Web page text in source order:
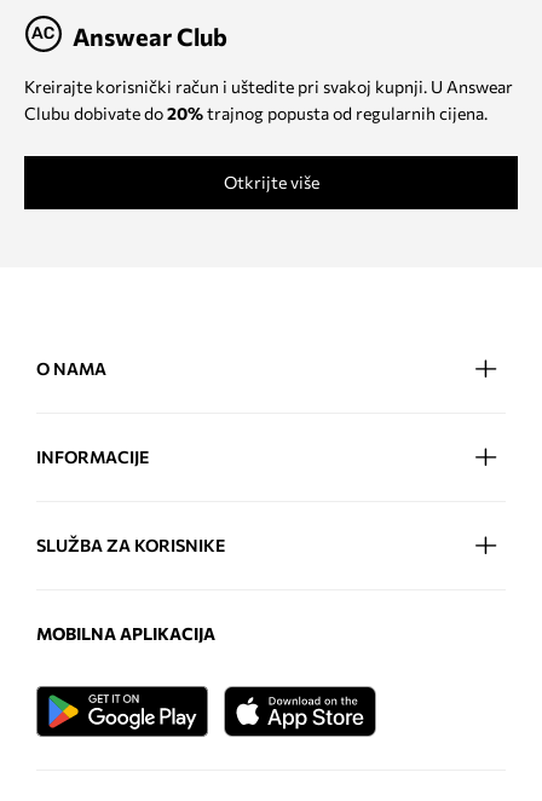
Answear Club
Kreirajte korisnički račun i uštedite pri svakoj kupnji. U Answear
Clubu dobivate do20%trajnog popusta od regularnih cijena.
Otkrijte više
O NAMA
INFORMACIJE
SLUŽBA ZA KORISNIKE
MOBILNA APLIKACIJA